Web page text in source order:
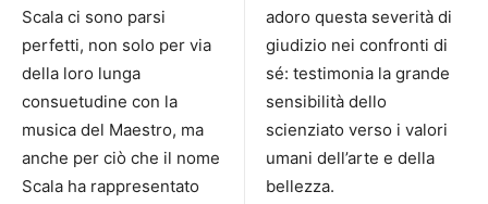
Scala ci sono parsi
perfetti, non solo per via
della loro lunga
consuetudine con la
musica del Maestro, ma
anche per ciò che il nome
Scala ha rappresentato
adoro questa severità di
giudizio nei confronti di
sé: testimonia la grande
sensibilità dello
scienziato verso i valori
umani dell’arte e della
bellezza.